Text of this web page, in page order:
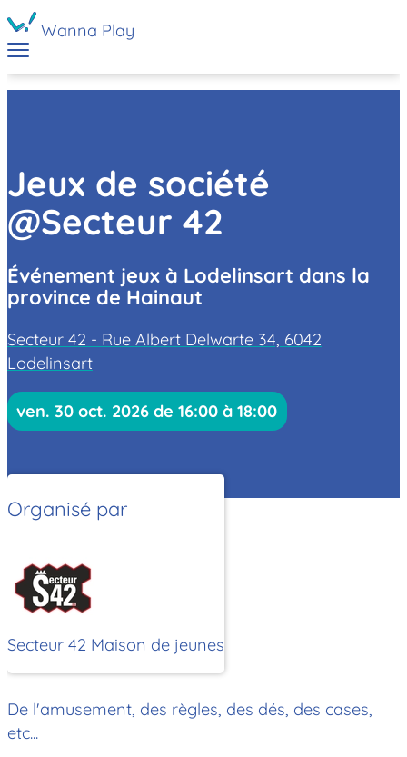
Wanna Play
Jeux de société
@Secteur 42
Événement jeux à Lodelinsart dans la
province de Hainaut
Secteur 42 - Rue Albert Delwarte 34, 6042
Lodelinsart
ven. 30 oct. 2026 de 16:00 à 18:00
Organisé par
Secteur 42 Maison de jeunes
De l'amusement, des règles, des dés, des cases,
etc...